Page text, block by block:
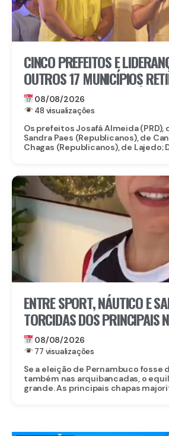
CINCO PREFEITOS E
OUTROS 17 MUNICÍPIOS
CANDIDATURA DE MARÍLIA
08/08/2026
48 visualizações
Os prefeitos Josafá Almeida (PRD),
Sandra Paes (Republicanos), de
Chagas (Republicanos), de Lajedo;
ENTRE SPORT, NÁUTICO E
TORCIDAS DOS PRINCIPAIS
ELEIÇÃO EM PERNAMBUCO
08/08/2026
77 visualizações
Se a eleição de Pernambuco fosse
também nas arquibancadas, o
grande. As principais chapas